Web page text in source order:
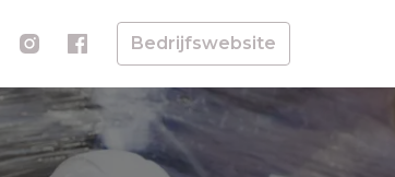
Bedrijfswebsite